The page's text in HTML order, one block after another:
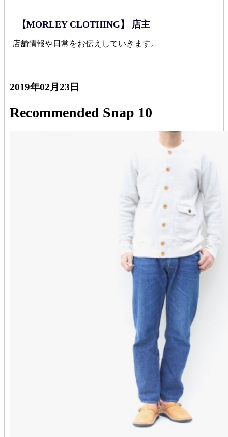
【MORLEY CLOTHING】 店主
店舗情報や日常をお伝えしていきます。
2019年02月23日
Recommended Snap 10